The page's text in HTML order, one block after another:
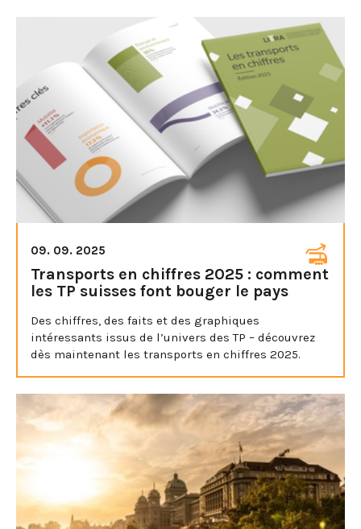
09. 09. 2025
Transports en chiffres 2025 : comment
les TP suisses font bouger le pays
Des chiffres, des faits et des graphiques
intéressants issus de l’univers des TP – découvrez
dès maintenant les transports en chiffres 2025.